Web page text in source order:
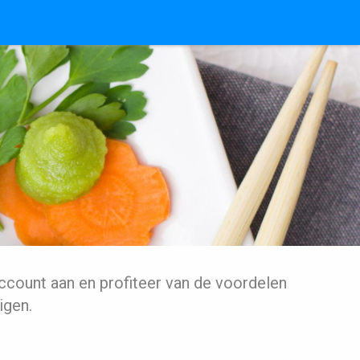
aan en profiteer van de voordelen